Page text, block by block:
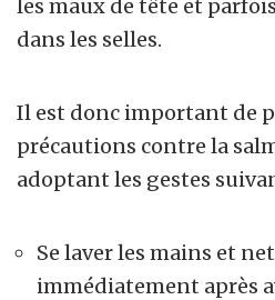
les maux de tête et
dans les selles.
Il est donc important de
précautions contre la
adoptant les gestes
Se laver les mains et
immédiatement après